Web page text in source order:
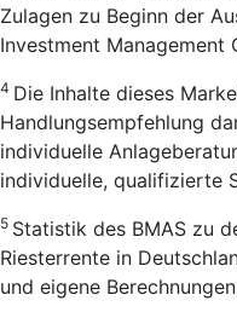
Zulagen zu Beginn der
Investment Management
4 Die Inhalte dieses
Handlungsempfehlung
individuelle
individuelle, qualifizierte
5 Statistik des BMAS zu
Riesterrente in
und eigene